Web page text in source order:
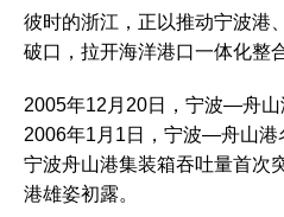
彼时的浙江，正以推动宁波港
破口，拉开海洋港口一体化
2005年12月20日，宁波—舟山
2006年1月1日，宁波—舟山港
宁波舟山港集装箱吞吐量首次
港雄姿初露。